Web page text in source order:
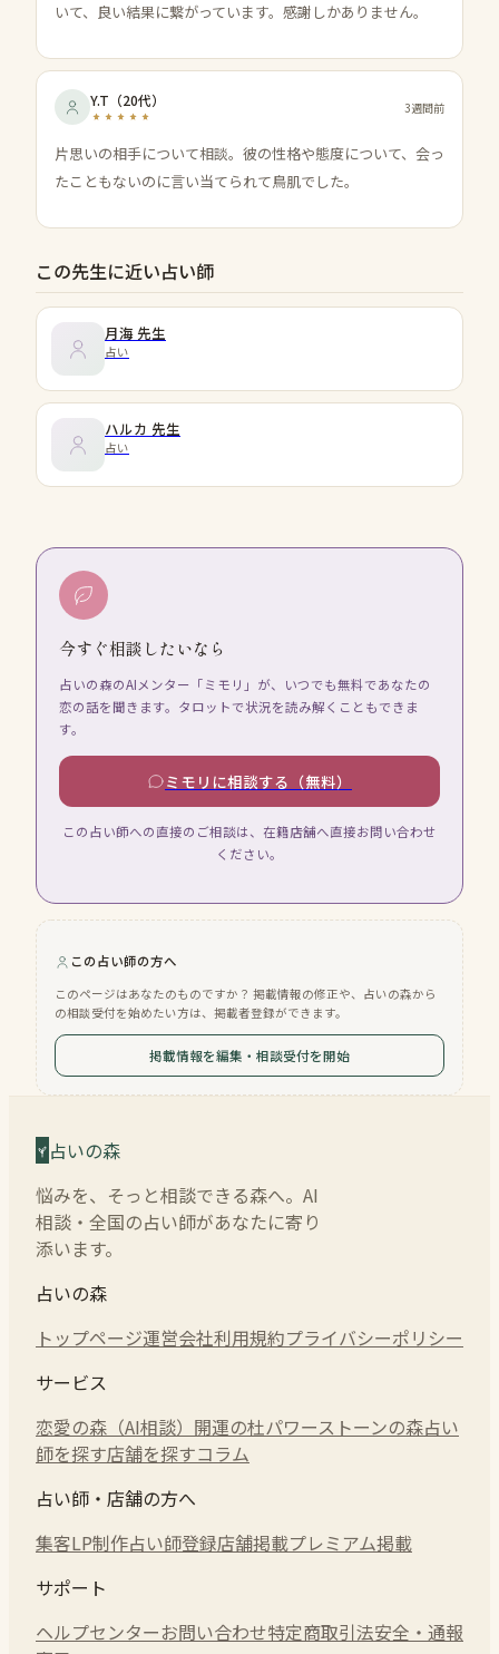
いて、良い結果に繋がっています。感謝しかありません。
Y.T （20代） 3週間前
片思いの相手について相談。彼の性格や態度について、会っ
たこともないのに言い当てられて鳥肌でした。
この先生に近い占い師
月海 先生
占い
ハルカ 先生
占い
今すぐ相談したいなら
占いの森のAIメンター「ミモリ」が、いつでも無料であなたの
恋の話を聞きます。タロットで状況を読み解くこともできま
す。
ミモリに相談する（無料）
この占い師への直接のご相談は、在籍店舗へ直接お問い合わせ
ください。
この占い師の方へ
このページはあなたのものですか？ 掲載情報の修正や、占いの森から
の相談受付を始めたい方は、掲載者登録ができます。
掲載情報を編集・相談受付を開始
占いの森
悩みを、そっと相談できる森へ。AI
相談・全国の占い師があなたに寄り
添います。
占いの森
トップページ運営会社利用規約プライバシーポリシー
サービス
恋愛の森（AI相談） 開運の杜パワーストーンの森占い
師を探す店舗を探すコラム
占い師・店舗の方へ
集客LP制作占い師登録店舗掲載プレミアム掲載
サポート
ヘルプセンターお問い合わせ特定商取引法安全・通報